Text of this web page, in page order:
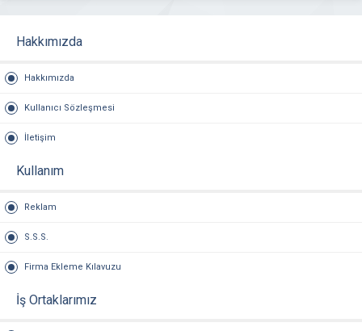
Hakkımızda
Hakkımızda
Kullanıcı Sözleşmesi
İletişim
Kullanım
Reklam
S.S.S.
Firma Ekleme Kılavuzu
İş Ortaklarımız